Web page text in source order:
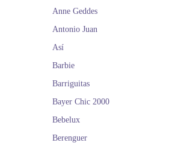
Anne Geddes
Antonio Juan
Así
Barbie
Barriguitas
Bayer Chic 2000
Bebelux
Berenguer